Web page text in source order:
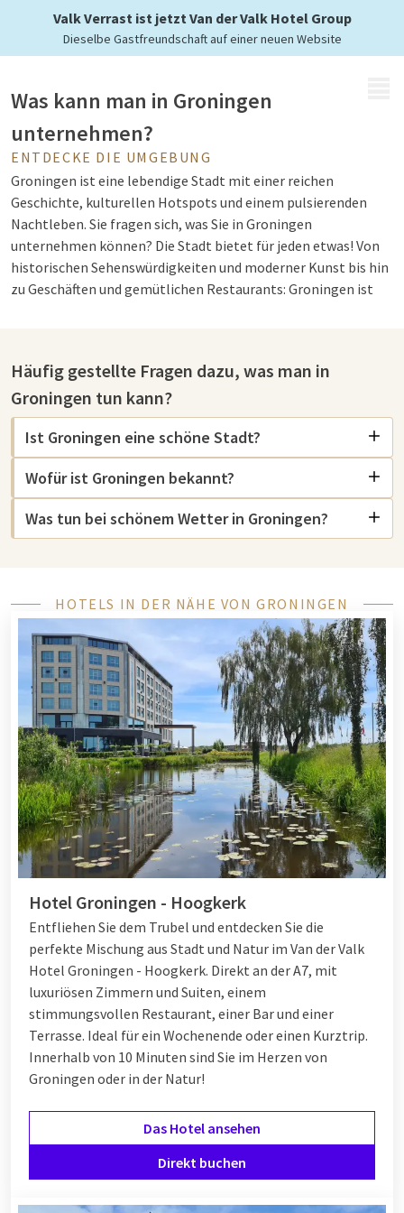
Valk Verrast ist jetzt Van der Valk Hotel Group
Dieselbe Gastfreundschaft auf einer neuen Website
Was kann man in Groningen
unternehmen?
ENTDECKE DIE UMGEBUNG
Groningen ist eine lebendige Stadt mit einer reichen
Geschichte, kulturellen Hotspots und einem pulsierenden
Nachtleben. Sie fragen sich, was Sie in Groningen
unternehmen können? Die Stadt bietet für jeden etwas! Von
historischen Sehenswürdigkeiten und moderner Kunst bis hin
zu Geschäften und gemütlichen Restaurants: Groningen ist
Sehenswürdigkeiten in Groningen
Groningen hat zahlreiche Sehenswürdigkeiten und
unterhaltsame Aktivitäten zu bieten. Ein Besuch im
Groninger Museumist sehr zu empfehlen. Das markante
Gebäude beherbergt wechselnde Ausstellungen moderner
und klassischer Kunst und ist ein wahres Kunstwerk für sich.
Marktstände ist. Für ein einzigartiges Erlebnis können Sie die
Aussicht vom Martiniturm bewundern.
Theaterbegeisterte können einen Abend in der
Stadsschouwburg Groningen verbringen, die ein breites
Spektrum an Aufführungen bietet. Sind Sie ein Sportfan? Dann
sollten Sie sich einen Besuch beim FC Groningen für ein
spannendes Spiel im Stadion nicht entgehen lassen. Neben
Kultur und Sport hat Groningen auch für
Shoppingbegeisterte viel zu bieten: Im Zentrum von
Groningen gibt es verschiedeneGeschäfte, Boutiquen und
Fachgeschäfte, die den Einkaufstag zum Vergnügen machen.
Hotel in Groningen
Wochenendausflug und mit der großen Auswahl an Hotels
gibt es in Groningen immer einen schönen Ort zum
Übernachten. Ob Sie sich für ein Hotel im Zentrum oder etwas
außerhalb der Stadt entscheiden, für jedes Budget und jede
Bahnhofs Groningen, ideal für die Erkundung der Stadt und
Umgebung.
Van der Valk Groningen
Häufig gestellte Fragen dazu, was man in
Groningen tun kann?
Ist Groningen eine schöne Stadt?
Wofür ist Groningen bekannt?
Was tun bei schönem Wetter in Groningen?
HOTELS IN DER NÄHE VON GRONINGEN
Hotel Groningen - Hoogkerk
Entfliehen Sie dem Trubel und entdecken Sie die
perfekte Mischung aus Stadt und Natur im Van der Valk
Hotel Groningen - Hoogkerk. Direkt an der A7, mit
luxuriösen Zimmern und Suiten, einem
stimmungsvollen Restaurant, einer Bar und einer
Terrasse. Ideal für ein Wochenende oder einen Kurztrip.
Innerhalb von 10 Minuten sind Sie im Herzen von
Groningen oder in der Natur!
Das Hotel ansehen
Direkt buchen